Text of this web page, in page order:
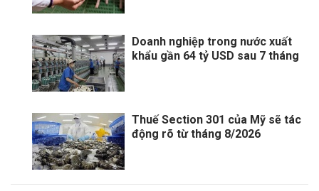
Doanh nghiệp trong nước xuất
khẩu gần 64 tỷ USD sau 7 tháng
Thuế Section 301 của Mỹ sẽ tác
động rõ từ tháng 8/2026